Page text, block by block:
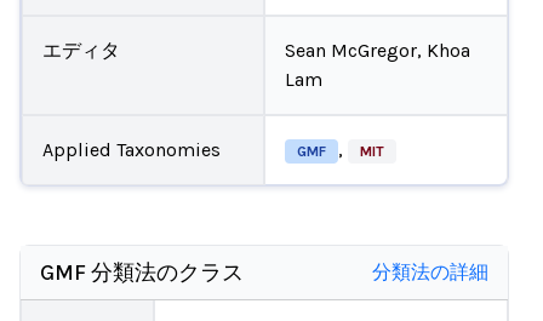
エディタ
Sean McGregor, Khoa
Lam
Applied Taxonomies GMF , MIT
GMF 分類法のクラス 分類法の詳細